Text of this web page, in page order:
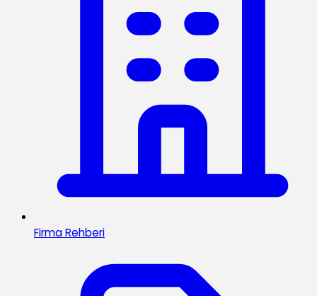
Firma Rehberi